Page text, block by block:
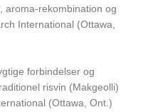
aroma-rekombination og
International (Ottawa,
forbindelser og
risvin (Makgeolli)
(Ottawa, Ont.)